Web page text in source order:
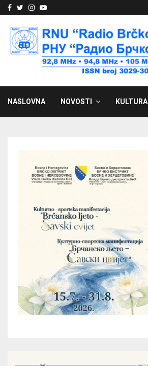
Facebook
Twitter
Instagram
Youtube
NASLOVNA NOVOSTI KULTURA